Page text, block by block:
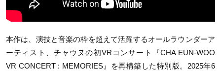
本作は、演技と音楽の枠を超えて活躍するオールラウンダーア
ーティスト、チャウヌの初VRコンサート『CHA EUN-WOO
VR CONCERT : MEMORIES』を再構築した特別版。2025年6